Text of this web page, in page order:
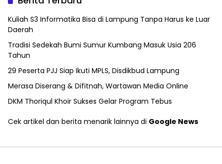
Kuliah S3 Informatika Bisa di Lampung Tanpa Harus ke Luar
Daerah
Tradisi Sedekah Bumi Sumur Kumbang Masuk Usia 206
Tahun
29 Peserta PJJ Siap Ikuti MPLS, Disdikbud Lampung
Merasa Diserang & Difitnah, Wartawan Media Online
DKM Thoriqul Khoir Sukses Gelar Program Tebus
Cek artikel dan berita menarik lainnya di Google News